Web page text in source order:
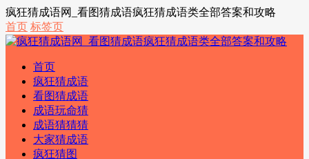
疯狂猜成语网_看图猜成语疯狂猜成语类全部答案和攻略
首页 标签页
首页
疯狂猜成语
看图猜成语
成语玩命猜
成语猜猜猜
大家猜成语
疯狂猜图